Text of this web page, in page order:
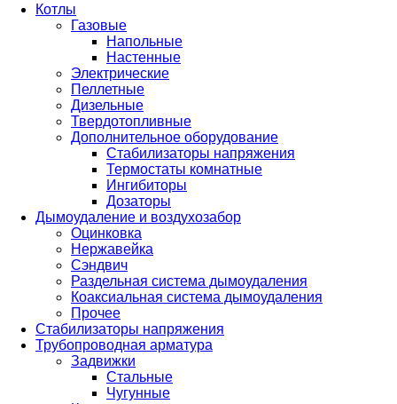
Котлы
Газовые
Напольные
Настенные
Электрические
Пеллетные
Дизельные
Твердотопливные
Дополнительное оборудование
Стабилизаторы напряжения
Термостаты комнатные
Ингибиторы
Дозаторы
Дымоудаление и воздухозабор
Оцинковка
Нержавейка
Сэндвич
Раздельная система дымоудаления
Коаксиальная система дымоудаления
Прочее
Стабилизаторы напряжения
Трубопроводная арматура
Задвижки
Стальные
Чугунные